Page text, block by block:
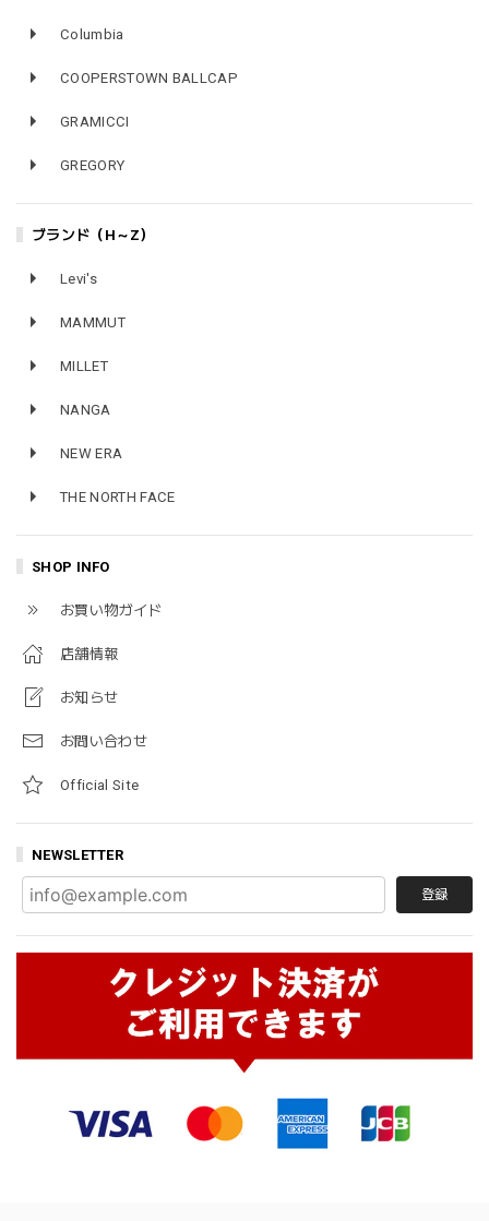
Columbia
COOPERSTOWN BALLCAP
GRAMICCI
GREGORY
ブランド（H～Z）
Levi's
MAMMUT
MILLET
NANGA
NEW ERA
THE NORTH FACE
SHOP INFO
お買い物ガイド
店舗情報
お知らせ
お問い合わせ
Official Site
NEWSLETTER
登録